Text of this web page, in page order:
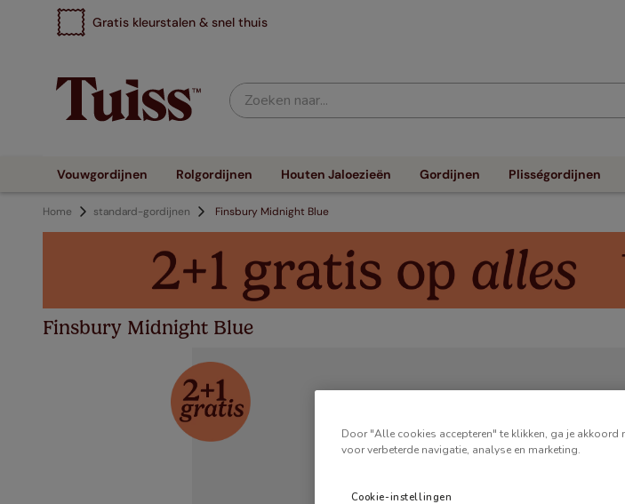
Gratis kleurstalen & snel thuis
Zoeken naar...
Vouwgordijnen Rolgordijnen Houten Jaloezieën Gordijnen Plisségordijnen
Home standard-gordijnen Finsbury Midnight Blue
Finsbury Midnight Blue
Door "Alle cookies accepteren" te klikken, ga je
voor verbeterde navigatie, analyse en marketing.
Cookie-instellingen